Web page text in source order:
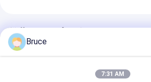
推薦されたプロダクト
Bruce
7:31 AM